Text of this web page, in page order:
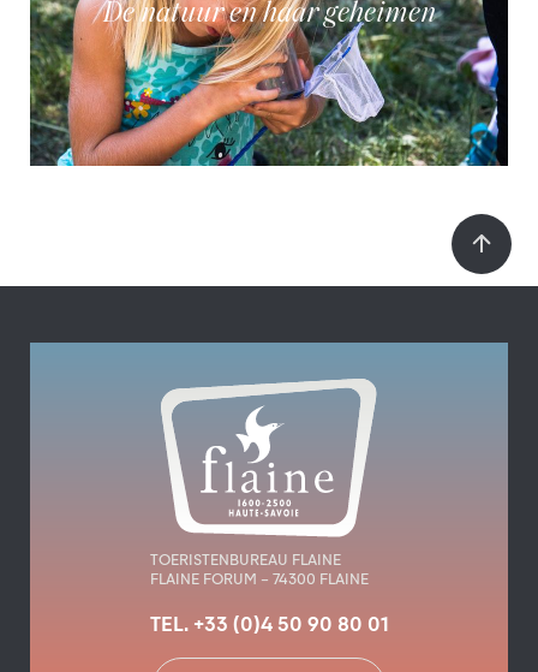
De natuur en haar geheimen
TOERISTENBUREAU FLAINE
FLAINE FORUM – 74300 FLAINE
TEL. +33 (0)4 50 90 80 01